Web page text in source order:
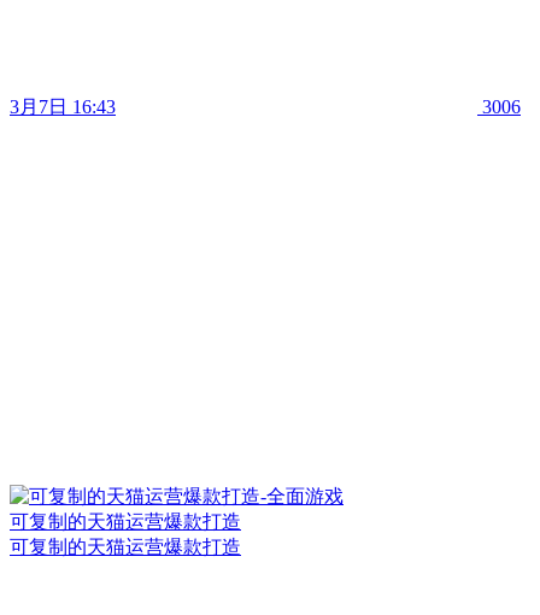
3月7日 16:43 3006
可复制的天猫运营爆款打造
可复制的天猫运营爆款打造